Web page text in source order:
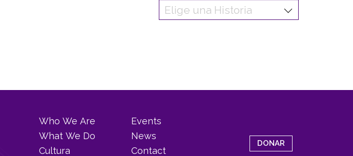
Who We Are
What We Do
Cultura
Events
News
Contact
DONAR